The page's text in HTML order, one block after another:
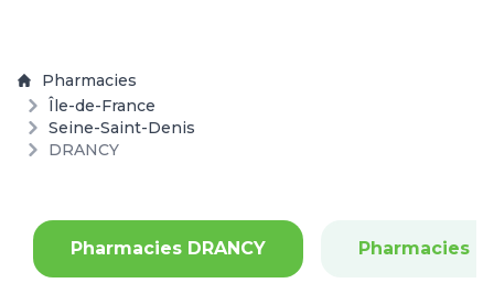
Pharmacies
Île-de-France
Seine-Saint-Denis
DRANCY
Pharmacies DRANCY Pharmacies